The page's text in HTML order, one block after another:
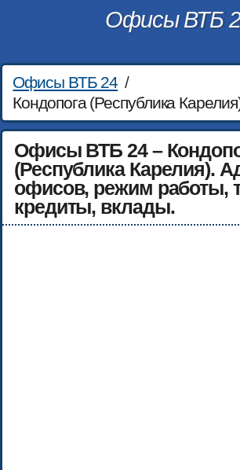
Офисы ВТБ
Офисы ВТБ 24 /
Кондопога (Республика
Офисы ВТБ 24 –
(Республика Карелия).
офисов, режим работы,
кредиты, вклады.